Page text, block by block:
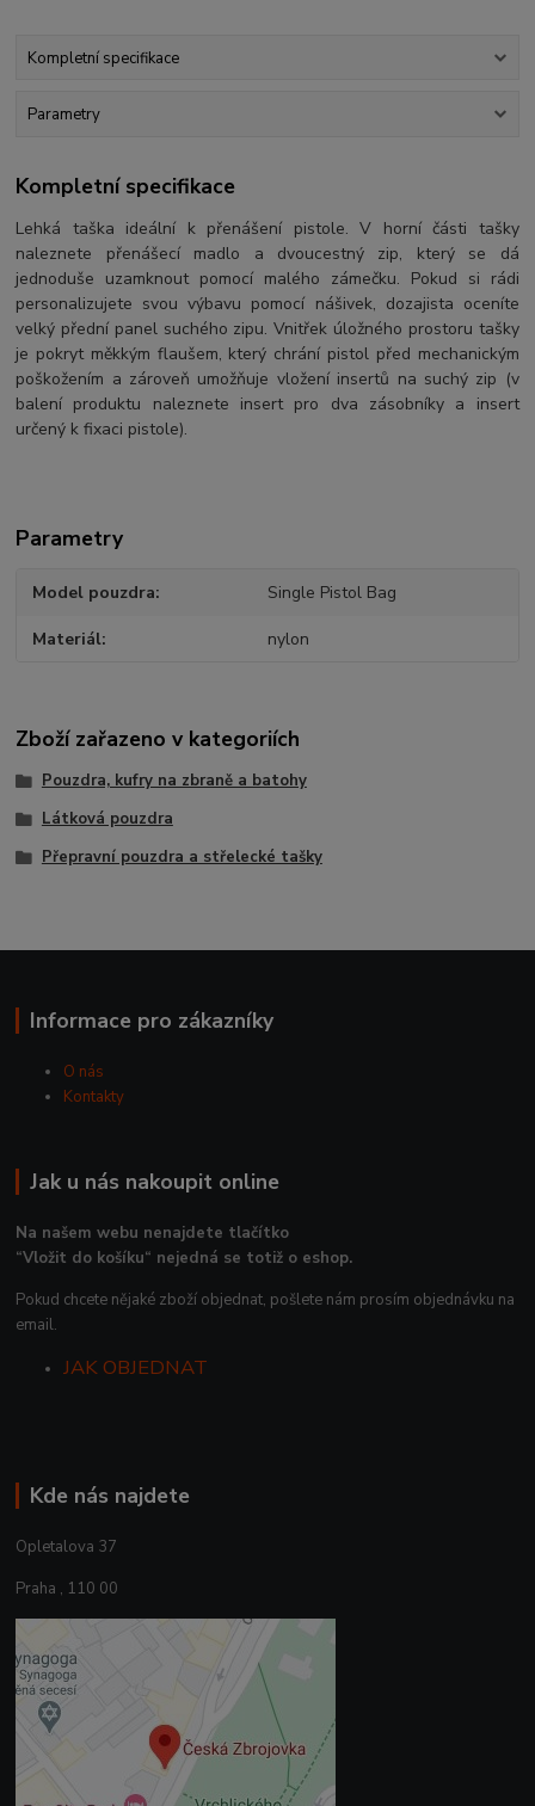
Kompletní specifikace
Parametry
Kompletní specifikace
Lehká taška ideální k přenášení pistole. V horní části tašky
naleznete přenášecí madlo a dvoucestný zip, který se dá
jednoduše uzamknout pomocí malého zámečku. Pokud si rádi
personalizujete svou výbavu pomocí nášivek, dozajista oceníte
velký přední panel suchého zipu. Vnitřek úložného prostoru tašky
je pokryt měkkým flaušem, který chrání pistol před mechanickým
poškožením a zároveň umožňuje vložení insertů na suchý zip (v
balení produktu naleznete insert pro dva zásobníky a insert
určený k fixaci pistole).
Parametry
Model pouzdra Single Pistol Bag
Materiál nylon
Zboží zařazeno v kategoriích
Pouzdra, kufry na zbraně a batohy
Látková pouzdra
Přepravní pouzdra a střelecké tašky
Informace pro zákazníky
O nás
Kontakty
Jak u nás nakoupit online
Na našem webu nenajdete tlačítko
“Vložit do košíku“ nejedná se totiž o eshop.
Pokud chcete nějaké zboží objednat, pošlete nám prosím objednávku na
email.
JAK OBJEDNAT
Kde nás najdete
Opletalova 37
Praha , 110 00